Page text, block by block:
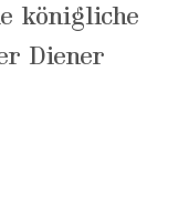
königliche
Diener